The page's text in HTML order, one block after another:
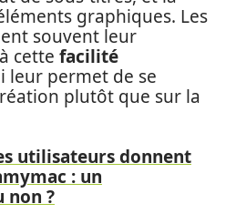
graphiques. Les
souvent leur
cette facilité
leur permet de se
plutôt que sur la
utilisateurs donnent
: un
non ?